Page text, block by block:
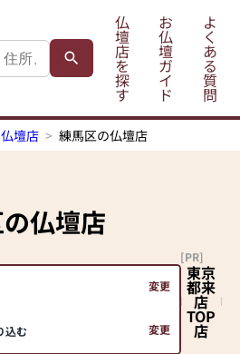
仏
壇
店
を
探
す
お
仏
壇
ガ
イ
ド
よ
く
あ
る
質
問
壇店 練馬区の仏壇店
の仏壇店
変更
込む 変更
東京
都来
店
TOP
店
[PR]